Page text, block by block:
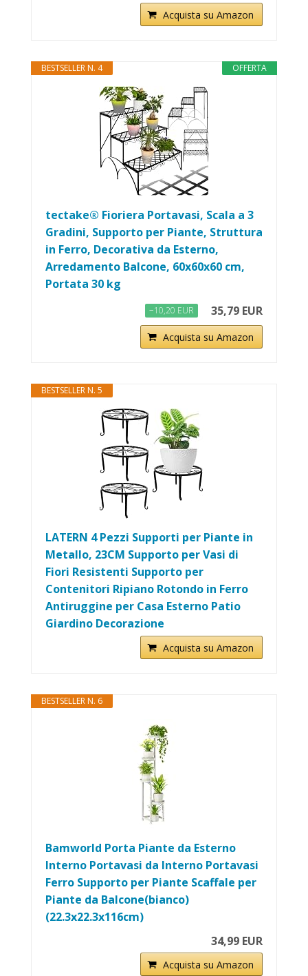
Acquista su Amazon
OFFERTA
BESTSELLER N. 4
tectake® Fioriera Portavasi, Scala a 3
Gradini, Supporto per Piante, Struttura
in Ferro, Decorativa da Esterno,
Arredamento Balcone, 60x60x60 cm,
Portata 30 kg
−10,20 EUR 35,79 EUR
Acquista su Amazon
BESTSELLER N. 5
LATERN 4 Pezzi Supporti per Piante in
Metallo, 23CM Supporto per Vasi di
Fiori Resistenti Supporto per
Contenitori Ripiano Rotondo in Ferro
Antiruggine per Casa Esterno Patio
Giardino Decorazione
Acquista su Amazon
BESTSELLER N. 6
Bamworld Porta Piante da Esterno
Interno Portavasi da Interno Portavasi
Ferro Supporto per Piante Scaffale per
Piante da Balcone(bianco)
(22.3x22.3x116cm)
34,99 EUR
Acquista su Amazon